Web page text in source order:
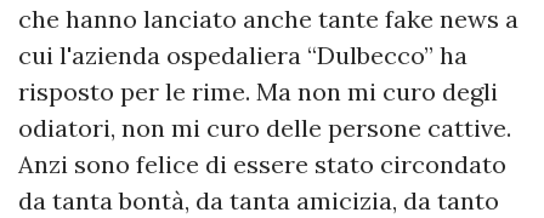
che hanno lanciato anche tante fake news a
cui l'azienda ospedaliera “Dulbecco” ha
risposto per le rime. Ma non mi curo degli
odiatori, non mi curo delle persone cattive.
Anzi sono felice di essere stato circondato
da tanta bontà, da tanta amicizia, da tanto